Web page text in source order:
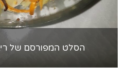
הסלט המפורסם של